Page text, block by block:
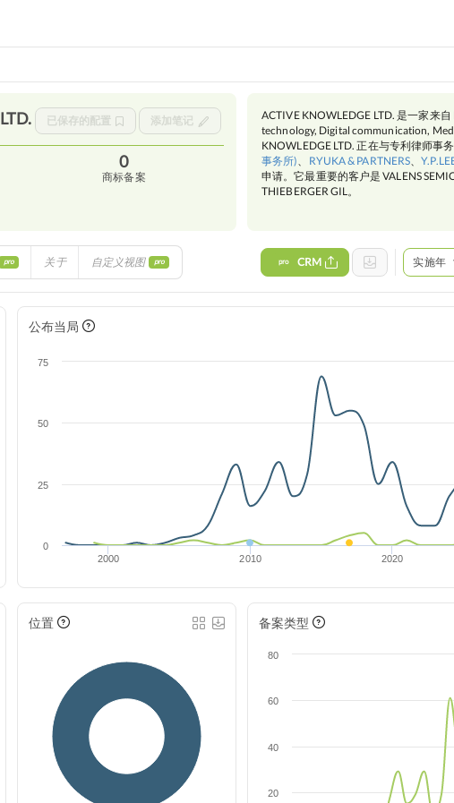
LTD. 已保存的配置 添加笔记
0
商标备案
ACTIVE KNOWLEDGE LTD. 是一家来
technology, Digital communication,
KNOWLEDGE LTD. 正在与专利律师事
事务所)、 RYUKA & PARTNERS、
申请。它最重要的客户是 VALENS
THIEBERGER GIL。
pro 关于 自定义视图 pro pro CRM 实施年
公布当局
2000 2010 2020
0
25
50
75
位置 备案类型
20
40
60
80